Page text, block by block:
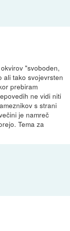
"svoboden,
ali tako svojevrsten
prebiram
ne vidi niti
s strani
je namreč
Tema za